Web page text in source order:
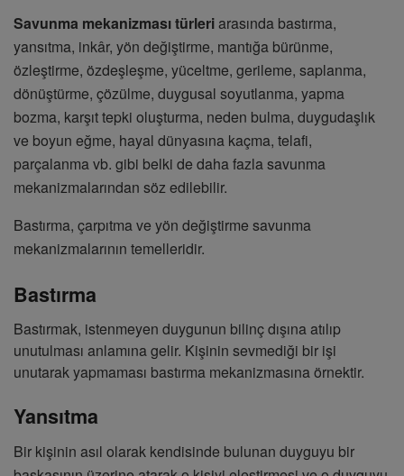
Savunma mekanizması türleriarasında bastırma,
yansıtma, inkâr, yön değiştirme, mantığa bürünme,
özleştirme, özdeşleşme, yüceltme, gerileme, saplanma,
dönüştürme, çözülme, duygusal soyutlanma, yapma
bozma, karşıt tepki oluşturma, neden bulma, duygudaşlık
ve boyun eğme, hayal dünyasına kaçma, telafi,
parçalanma vb. gibi belki de daha fazla savunma
mekanizmalarından söz edilebilir.
Bastırma, çarpıtma ve yön değiştirme savunma
mekanizmalarının temelleridir.
Bastırma
Bastırmak, istenmeyen duygunun bilinç dışına atılıp
unutulması anlamına gelir. Kişinin sevmediği bir işi
unutarak yapmaması bastırma mekanizmasına örnektir.
Yansıtma
Bir kişinin asıl olarak kendisinde bulunan duyguyu bir